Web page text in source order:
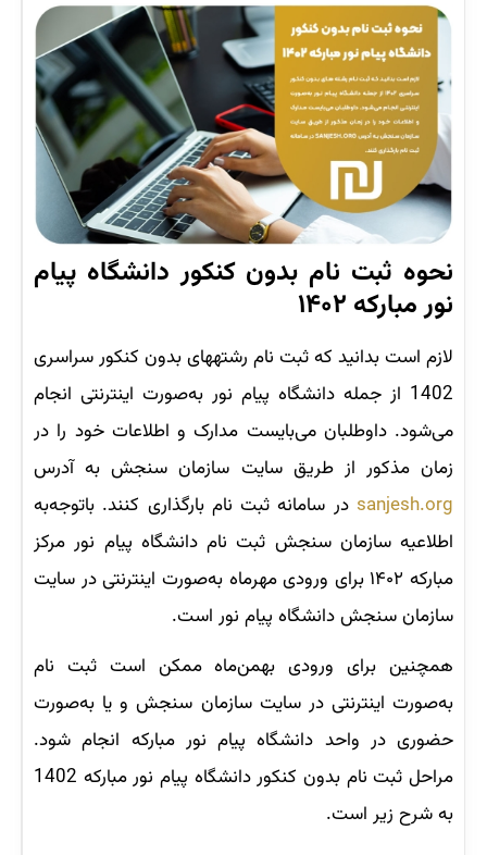
نحوه ثبت نام بدون کنکور دانشگاه پیام
نور مبارکه ۱۴۰۲
لازم است بدانید که ثبت نام رشته‎های بدون کنکور سراسری
1402 از جمله دانشگاه پیام نور به‌صورت اینترنتی انجام
می‌شود. داوطلبان می‌بایست مدارک و اطلاعات خود را در
زمان مذکور از طریق سایت سازمان سنجش به آدرس
sanjesh.org در سامانه ثبت نام بارگذاری کنند. باتوجه‌به
اطلاعیه سازمان سنجش ثبت نام دانشگاه پیام نور مرکز
مبارکه ۱۴۰۲ برای ورودی مهرماه به‌صورت اینترنتی در سایت
سازمان سنجش دانشگاه پیام نور است.
همچنین برای ورودی بهمن‌ماه ممکن است ثبت نام
به‌صورت اینترنتی در سایت سازمان سنجش و یا به‌صورت
حضوری در واحد دانشگاه پیام نور مبارکه انجام شود.
مراحل ثبت نام بدون کنکور دانشگاه پیام نور مبارکه 1402
به شرح زیر است.